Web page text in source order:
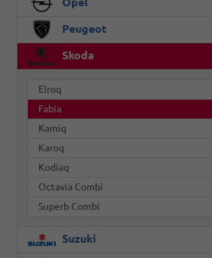
Peugeot
Skoda
Elroq
Fabia
Kamiq
Karoq
Kodiaq
Octavia Combi
Superb Combi
Suzuki